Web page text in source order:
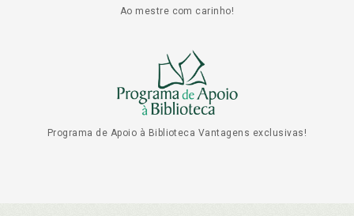
Ao mestre com carinho!
Programa de Apoio à Biblioteca Vantagens exclusivas!